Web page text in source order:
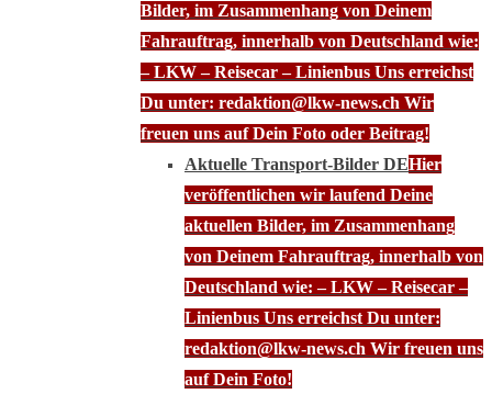
Bilder, im Zusammenhang von Deinem
Fahrauftrag, innerhalb von Deutschland wie:
– LKW – Reisecar – Linienbus Uns erreichst
Du unter: redaktion@lkw-news.ch Wir
freuen uns auf Dein Foto oder Beitrag!
Aktuelle Transport-Bilder DEHier
veröffentlichen wir laufend Deine
aktuellen Bilder, im Zusammenhang
von Deinem Fahrauftrag, innerhalb von
Deutschland wie: – LKW – Reisecar –
Linienbus Uns erreichst Du unter:
redaktion@lkw-news.ch Wir freuen uns
auf Dein Foto!